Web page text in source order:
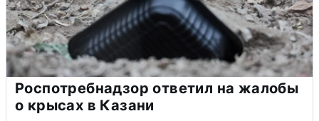
Роспотребнадзор ответил на жалобы
о крысах в Казани